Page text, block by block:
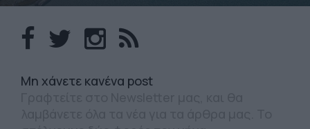
Mη χάνετε κανένα post